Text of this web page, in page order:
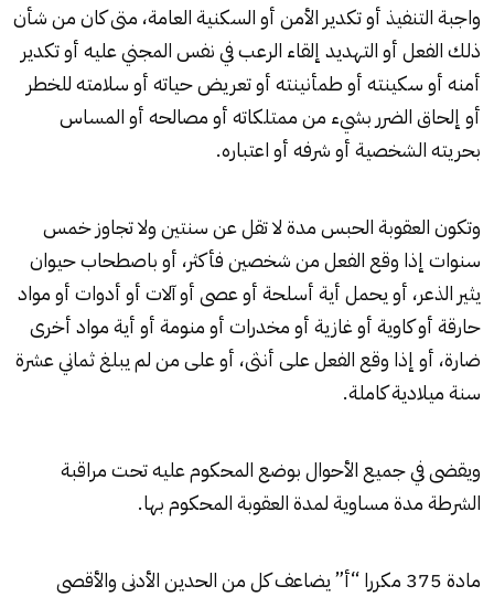
واجبة التنفيذ أو تكدير الأمن أو السكنية العامة، متى كان من شأن
ذلك الفعل أو التهديد إلقاء الرعب في نفس المجني عليه أو تكدير
أمنه أو سكينته أو طمأنينته أو تعريض حياته أو سلامته للخطر
أو إلحاق الضرر بشيء من ممتلكاته أو مصالحه أو المساس
بحريته الشخصية أو شرفه أو اعتباره.
وتكون العقوبة الحبس مدة لا تقل عن سنتين ولا تجاوز خمس
سنوات إذا وقع الفعل من شخصين فأكثر، أو باصطحاب حيوان
يثير الذعر، أو يحمل أية أسلحة أو عصى أو آلات أو أدوات أو مواد
حارقة أو كاوية أو غازية أو مخدرات أو منومة أو أية مواد أخرى
ضارة، أو إذا وقع الفعل على أنثى، أو على من لم يبلغ ثماني عشرة
سنة ميلادية كاملة.
ويقضى في جميع الأحوال بوضع المحكوم عليه تحت مراقبة
الشرطة مدة مساوية لمدة العقوبة المحكوم بها.
مادة 375 مكررا “أ” يضاعف كل من الحدين الأدنى والأقصى